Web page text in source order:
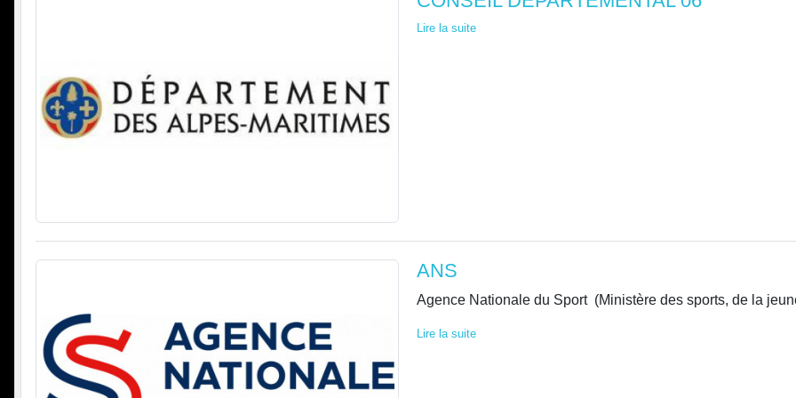
Lire la suite
ANS
Agence Nationale du Sport (Ministère des sports, de la
Lire la suite